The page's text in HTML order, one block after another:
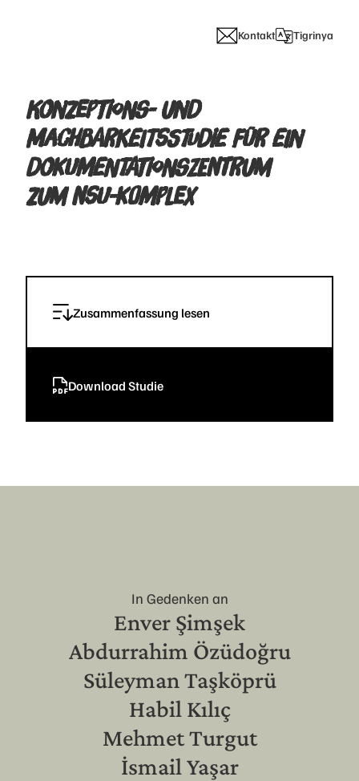
Kontakt Tigrinya
KONZEPTIONS- UND
MACHBARKEITSSTUDIE FÜR EIN
DOKUMENTATIONSZENTRUM
ZUM NSU-KOMPLEX
Zusammenfassung lesen
Download Studie
In Gedenken an
Enver Şimşek
Abdurrahim Özüdoğru
Süleyman Taşköprü
Habil Kılıç
Mehmet Turgut
İsmail Yaşar